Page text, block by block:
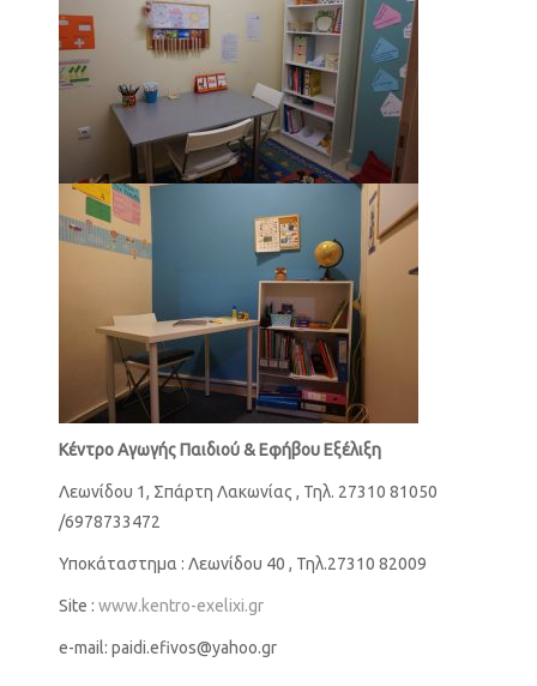
Κέντρο Αγωγής Παιδιού & Εφήβου Εξέλιξη
Λεωνίδου 1, Σπάρτη Λακωνίας , Τηλ. 27310 81050
/6978733472
Υποκάταστημα : Λεωνίδου 40 , Τηλ.27310 82009
Site : www.kentro-exelixi.gr
e-mail: paidi.efivos@yahoo.gr